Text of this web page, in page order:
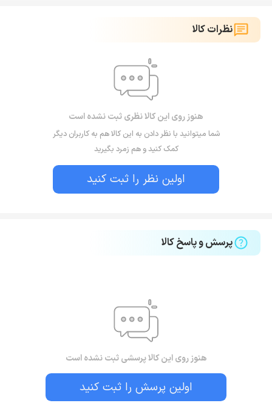
نظرات کالا
هنوز روی این کالا نظری ثبت نشده است
شما میتوانید با نظر دادن به این کالا هم به کاربران دیگر
کمک کنید و هم زمرد بگیرید
اولین نظر را ثبت کنید
پرسش و پاسخ کالا
هنوز روی این کالا پرسشی ثبت نشده است
اولین پرسش را ثبت کنید